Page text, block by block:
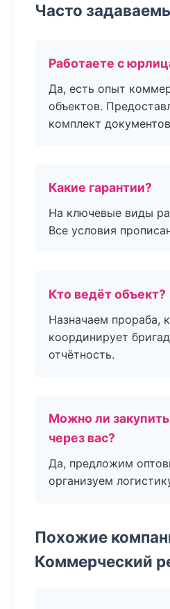
Часто
Работаете с
Да, есть опыт
объектов.
комплект
Какие гарантии?
На ключевые виды
Все условия
Кто ведёт объект?
Назначаем прораба,
координирует
отчётность.
Можно ли
через вас?
Да, предложим
организуем
Похожие
Коммерческий